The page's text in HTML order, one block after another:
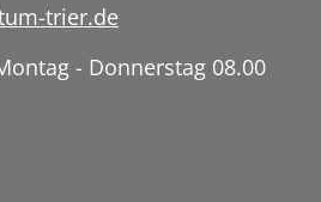
trier.de
- Donnerstag 08.00